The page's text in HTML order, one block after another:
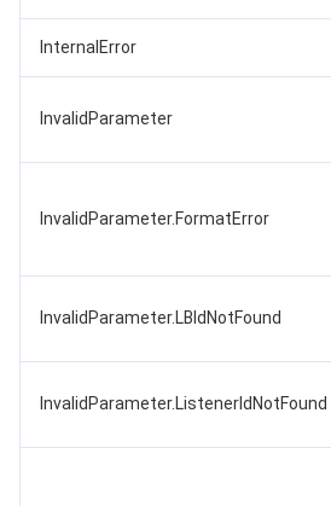
InternalError
InvalidParameter
InvalidParameter.FormatError
InvalidParameter.LBIdNotFound
InvalidParameter.ListenerIdNotFound